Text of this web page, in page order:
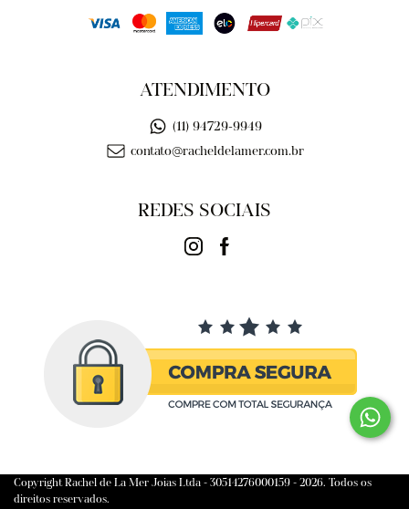
ATENDIMENTO
(11) 94729-9949
contato@racheldelamer.com.br
REDES SOCIAIS
Copyright Rachel de La Mer Joias Ltda - 30514276000159 - 2026. Todos os
direitos reservados.